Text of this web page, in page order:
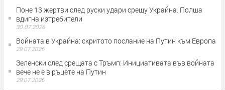
Поне 13 жертви след руски удари срещу Украйна. Полша
вдигна изтребители
30.07.2026
Войната в Украйна: скритото послание на Путин към Европа
29.07.2026
Зеленски след срещата с Тръмп: Инициативата във войната
вече не е в ръцете на Путин
29.07.2026